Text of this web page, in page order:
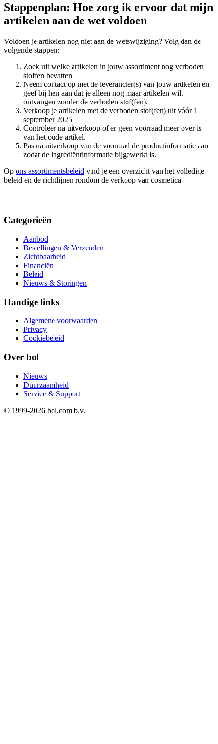
Stappenplan: Hoe zorg ik ervoor dat mijn
artikelen aan de wet voldoen
Voldoen je artikelen nog niet aan de wetswijziging? Volg dan de
volgende stappen:
Zoek uit welke artikelen in jouw assortiment nog verboden
stoffen bevatten.
Neem contact op met de leverancier(s) van jouw artikelen en
geef bij hen aan dat je alleen nog maar artikelen wilt
ontvangen zonder de verboden stof(fen).
Verkoop je artikelen met de verboden stof(fen) uit vóór 1
september 2025.
Controleer na uitverkoop of er geen voorraad meer over is
van het oude artikel.
Pas na uitverkoop van de voorraad de productinformatie aan
zodat de ingrediëntinformatie bijgewerkt is.
Op ons assortimentsbeleid vind je een overzicht van het volledige
beleid en de richtlijnen rondom de verkoop van cosmetica.
Categorieën
Aanbod
Bestellingen & Verzenden
Zichtbaarheid
Financiën
Beleid
Nieuws & Storingen
Handige links
Algemene voorwaarden
Privacy
Cookiebeleid
Over bol
Nieuws
Duurzaamheid
Service & Support
© 1999-2026 bol.com b.v.